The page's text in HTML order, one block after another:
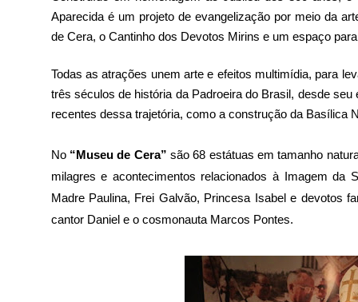
Aparecida é um projeto de evangelização por meio da
de Cera, o Cantinho dos Devotos Mirins e um espaço
Todas as atrações unem arte e efeitos multimídia, para
três séculos de história da Padroeira do Brasil, desde
recentes dessa trajetória, como a construção da Basílica
No “Museu de Cera” são 68 estátuas em tamanho
milagres e acontecimentos relacionados à Imagem da
Madre Paulina, Frei Galvão, Princesa Isabel e devotos
cantor Daniel e o cosmonauta Marcos Pontes.